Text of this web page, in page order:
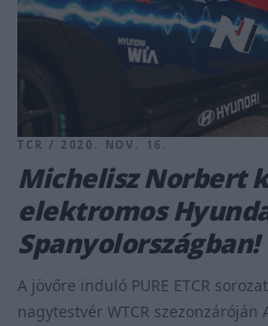
TCR / 2020. NOV. 16.
Michelisz Norbert
elektromos
Spanyolországban!
A jövőre induló PURE ETCR
nagytestvér WTCR szezonzáróján